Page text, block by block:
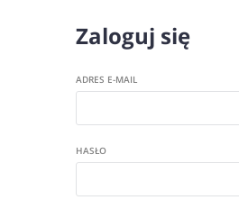
Zaloguj się
ADRES E-MAIL
HASŁO